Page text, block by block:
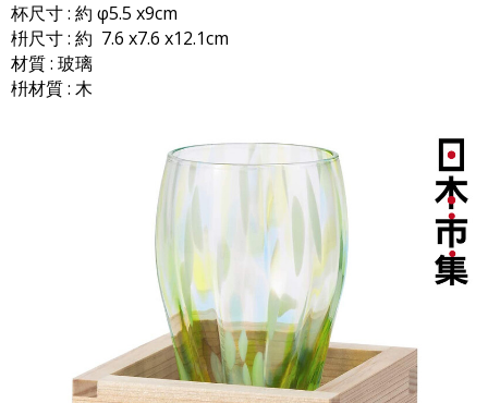
杯尺寸 : 約 φ5.5 x9cm
枡尺寸 : 約 7.6 x7.6 x12.1cm
材質 : 玻璃
枡材質 : 木